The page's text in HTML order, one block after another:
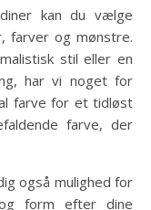
kan du vælge
farver og mønstre.
stil eller en
har vi noget for
farve for et tidløst
farve, der
også mulighed for
form efter dine